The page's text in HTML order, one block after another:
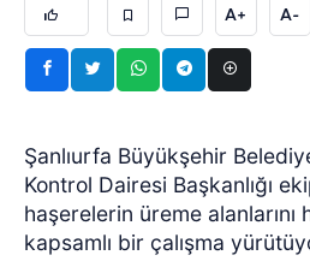
A+ A-
Şanlıurfa Büyükşehir
Kontrol Dairesi Başkanlığı
haşerelerin üreme alanlarını
kapsamlı bir çalışma